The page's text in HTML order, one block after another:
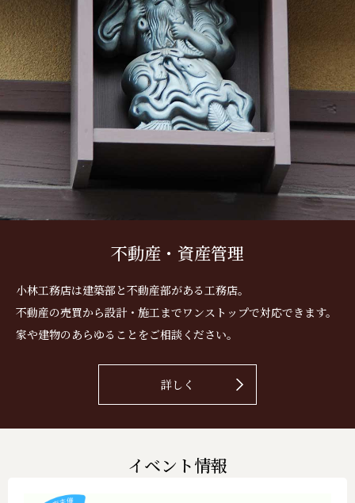
不動産・資産管理
小林工務店は建築部と不動産部がある工務店。
不動産の売買から設計・施工までワンストップで対応できます。
家や建物のあらゆることをご相談ください。
詳しく
イベント情報